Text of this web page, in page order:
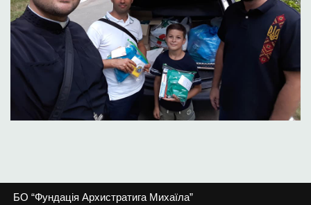
БО “Фундація Архистратига Михаїла”